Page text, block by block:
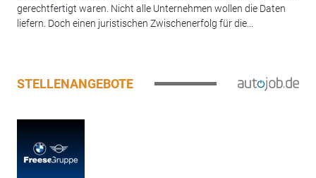
gerechtfertigt waren. Nicht alle Unternehmen wollen die Daten
liefern. Doch einen juristischen Zwischenerfolg für die...
STELLENANGEBOTE